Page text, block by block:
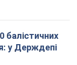
балістичних
у Держдепі